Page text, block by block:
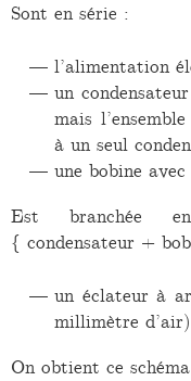
Sont en série :
l’alimentation
un
mais
à un seul
une bobine
Est branchée
{ condensateur +
un éclateur à
millimètre
On obtient ce